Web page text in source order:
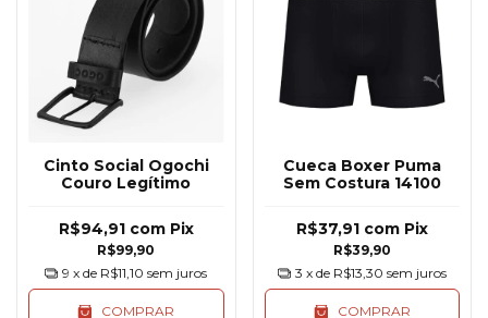
Cinto Social Ogochi
Couro Legítimo
R$99,90
R$94,91 com Pix
9 x de R$11,10 sem juros
COMPRAR
Cueca Boxer Puma
Sem Costura 14100
R$39,90
R$37,91 com Pix
3 x de R$13,30 sem juros
COMPRAR